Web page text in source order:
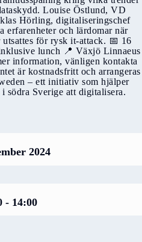
Louise Östlund, VD
Hörling, digitaliseringschef
erfarenheter och lärdomar när
för rysk it-attack. 📅 16
lunch 📍 Växjö Linnaeus
information, vänligen kontakta
är kostnadsfritt och arrangeras
– ett initiativ som hjälper
södra Sverige att digitalisera.
2024
- 14:00